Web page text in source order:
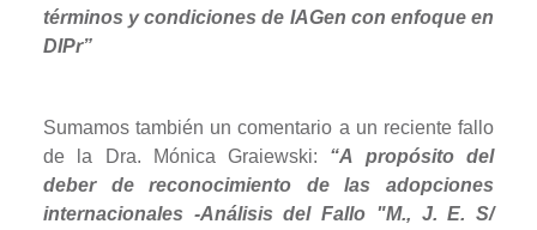
términos y condiciones de IAGen con enfoque en
DIPr”
Sumamos también un comentario a un reciente fallo
de la Dra. Mónica Graiewski: “A propósito del
deber de reconocimiento de las adopciones
internacionales -Análisis del Fallo "M., J. E. S/